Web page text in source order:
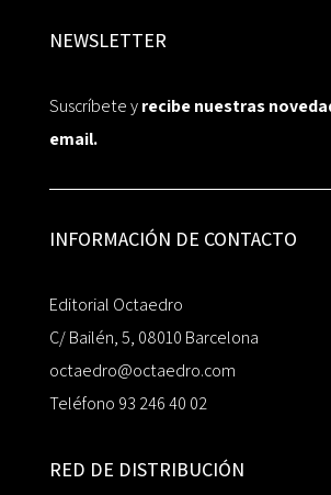
NEWSLETTER
Suscríbete yrecibe nuestras
email.
INFORMACIÓN DE CONTACTO
Editorial Octaedro
C/ Bailén, 5, 08010 Barcelona
octaedro@octaedro.com
Teléfono 93 246 40 02
RED DE DISTRIBUCIÓN